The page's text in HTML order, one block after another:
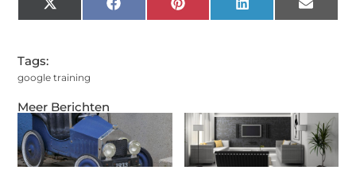
Meer Berichten
X
(Twitter)
Facebook Pinterest LinkedIn Email
Tags:
google training